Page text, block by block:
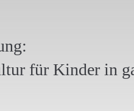
für Kinder in